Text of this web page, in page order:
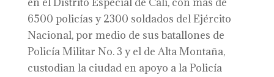
6500 policías y 2300 soldados del Ejército
Nacional, por medio de sus batallones de
Policía Militar No. 3 y el de Alta Montaña,
custodian la ciudad en apoyo a la Policía